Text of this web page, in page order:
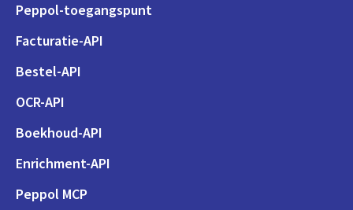
Peppol-toegangspunt
Facturatie-API
Bestel-API
OCR-API
Boekhoud-API
Enrichment-API
Peppol MCP